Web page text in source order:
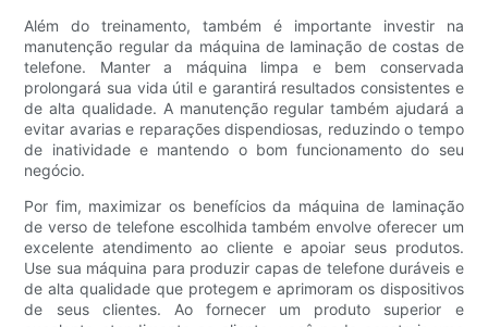
Além do treinamento, também é importante investir na
manutenção regular da máquina de laminação de costas de
telefone. Manter a máquina limpa e bem conservada
prolongará sua vida útil e garantirá resultados consistentes e
de alta qualidade. A manutenção regular também ajudará a
evitar avarias e reparações dispendiosas, reduzindo o tempo
de inatividade e mantendo o bom funcionamento do seu
negócio.
Por fim, maximizar os benefícios da máquina de laminação
de verso de telefone escolhida também envolve oferecer um
excelente atendimento ao cliente e apoiar seus produtos.
Use sua máquina para produzir capas de telefone duráveis ​​e
de alta qualidade que protegem e aprimoram os dispositivos
de seus clientes. Ao fornecer um produto superior e